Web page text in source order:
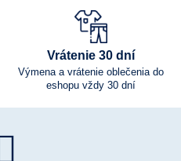
Vrátenie 30 dní
Výmena a vrátenie oblečenia do
eshopu vždy 30 dní